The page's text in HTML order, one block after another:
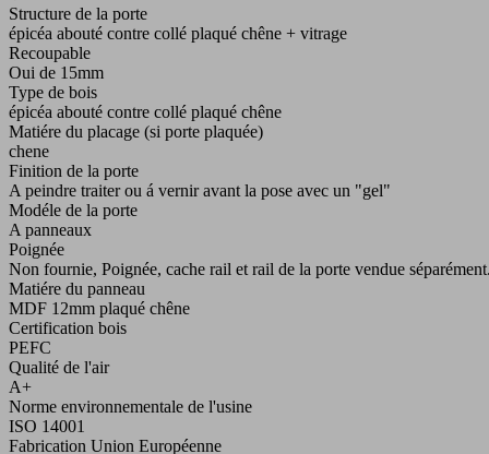
Structure de la porte
épicéa abouté contre collé plaqué chêne + vitrage
Recoupable
Oui de 15mm
Type de bois
épicéa abouté contre collé plaqué chêne
Matiére du placage (si porte plaquée)
chene
Finition de la porte
A peindre traiter ou á vernir avant la pose avec un "gel"
Modéle de la porte
A panneaux
Poignée
Non fournie, Poignée, cache rail et rail de la porte vendue
Matiére du panneau
MDF 12mm plaqué chêne
Certification bois
PEFC
Qualité de l'air
A+
Norme environnementale de l'usine
ISO 14001
Fabrication Union Européenne